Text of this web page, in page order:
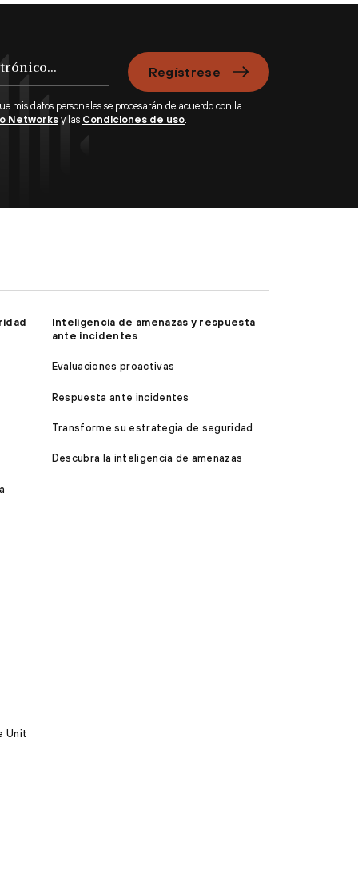
Regístrese
mis datos personales se procesarán de acuerdo con la
Networks y las Condiciones de uso.
Unit
Inteligencia de amenazas y respuesta
ante incidentes
Evaluaciones proactivas
Respuesta ante incidentes
Transforme su estrategia de seguridad
Descubra la inteligencia de amenazas